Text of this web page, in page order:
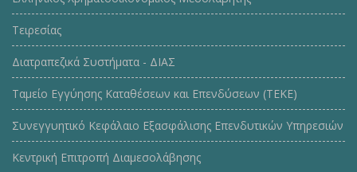
Τειρεσίας
Διατραπεζικά Συστήματα - ΔΙΑΣ
Ταμείο Εγγύησης Καταθέσεων και Επενδύσεων (ΤΕΚE)
Συνεγγυητικό Κεφάλαιο Εξασφάλισης Επενδυτικών Υπηρεσιών
Κεντρική Επιτροπή Διαμεσολάβησης